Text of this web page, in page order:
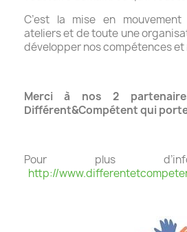
C’est la mise en
ateliers et de toute une
développer nos compétences et
Merci à nos 2
Différent&Compétent qui
Pour plus
http://